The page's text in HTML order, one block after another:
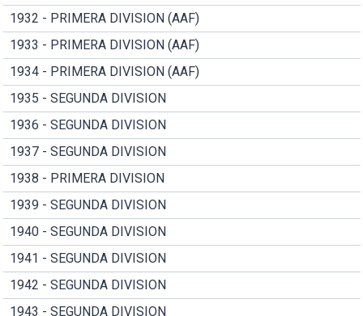
1932 - PRIMERA DIVISION (AAF)
1933 - PRIMERA DIVISION (AAF)
1934 - PRIMERA DIVISION (AAF)
1935 - SEGUNDA DIVISION
1936 - SEGUNDA DIVISION
1937 - SEGUNDA DIVISION
1938 - PRIMERA DIVISION
1939 - SEGUNDA DIVISION
1940 - SEGUNDA DIVISION
1941 - SEGUNDA DIVISION
1942 - SEGUNDA DIVISION
1943 - SEGUNDA DIVISION